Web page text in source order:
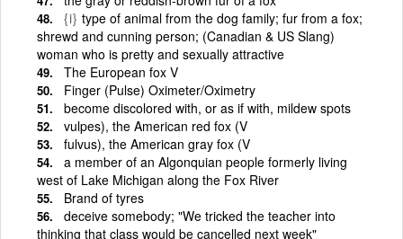
{i} type of animal from the dog family; fur from a fox;
shrewd and cunning person; (Canadian & US Slang)
woman who is pretty and sexually attractive
The European fox V
Finger (Pulse) Oximeter/Oximetry
become discolored with, or as if with, mildew spots
vulpes), the American red fox (V
fulvus), the American gray fox (V
a member of an Algonquian people formerly living
west of Lake Michigan along the Fox River
Brand of tyres
deceive somebody; "We tricked the teacher into
thinking that class would be cancelled next week"